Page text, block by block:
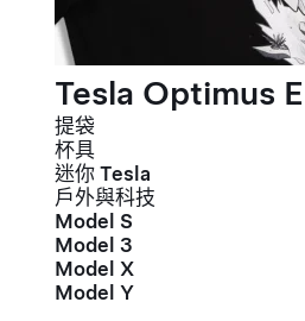
Tesla Optimus
提袋
杯具
迷你 Tesla
戶外與科技
Model S
Model 3
Model X
Model Y